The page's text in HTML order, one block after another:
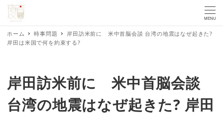
MENU
ホーム 時事問題
岸田訪米前に 米中首脳会談 台湾の地震はなぜ起きた?
岸田は米国で何を約束する?
岸田訪米前に 米中首脳会談
台湾の地震はなぜ起きた? 岸田